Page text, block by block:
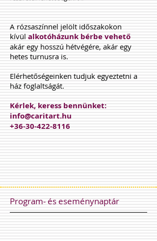
Program- és eseménynaptár
A rózsaszínnel jelölt időszakokon
kívül alkotóházunk bérbe vehető
akár egy hosszú hétvégére, akár egy
hetes turnusra is.
Elérhetőségeinken tudjuk egyeztetni a
ház foglaltságát.
Kérlek, keress bennünket:
info@caritart.hu
+36-30-422-8116